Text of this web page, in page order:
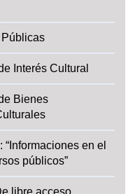
Interés Cultural
Bienes
“Informaciones en el
públicos”
libre acceso